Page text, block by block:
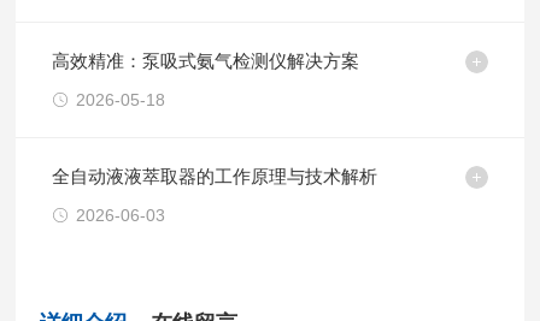
高效精准：泵吸式氨气检测仪解决方案
2026-05-18
全自动液液萃取器的工作原理与技术解析
2026-06-03